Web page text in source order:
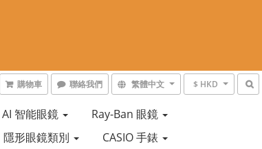
購物車 聯絡我們 繁體中文 $ HKD
智能眼鏡
Ray-Ban 眼鏡
隱形眼鏡類別
CASIO 手錶